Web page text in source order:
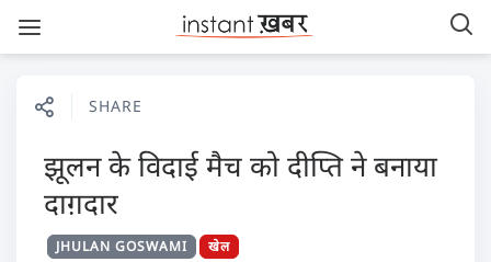
SHARE
झूलन के विदाई मैच को दीप्ति ने बनाया
दाग़दार
JHULAN GOSWAMI खेल